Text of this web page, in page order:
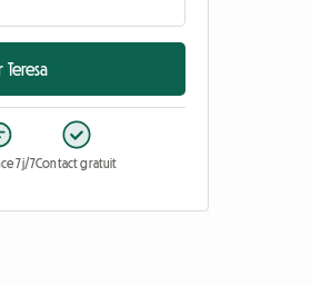
7j/7Contact gratuit